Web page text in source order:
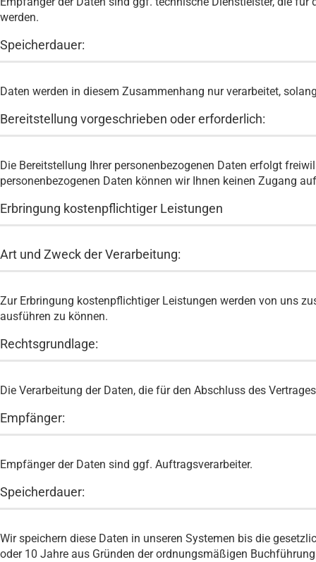
werden.
Speicherdauer:
Daten werden in diesem Zusammenhang nur verarbeitet,
Bereitstellung vorgeschrieben oder erforderlich:
Die Bereitstellung Ihrer personenbezogenen Daten erfolgt
personenbezogenen Daten können wir Ihnen keinen Zugang
Erbringung kostenpflichtiger Leistungen
Art und Zweck der Verarbeitung:
Zur Erbringung kostenpflichtiger Leistungen werden von uns
ausführen zu können.
Rechtsgrundlage:
Die Verarbeitung der Daten, die für den Abschluss des
Empfänger:
Empfänger der Daten sind ggf. Auftragsverarbeiter.
Speicherdauer:
Wir speichern diese Daten in unseren Systemen bis die
oder 10 Jahre aus Gründen der ordnungsmäßigen